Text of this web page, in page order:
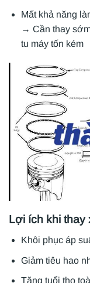
Mất khả năng
→ Cần thay
tu máy tốn kém
Lợi ích khi thay
Khôi phục áp
Giảm tiêu hao
Tăng tuổi thọ